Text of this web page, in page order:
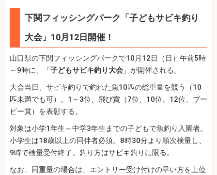
下関フィッシングパーク「子どもサビキ釣り
大会」10月12日開催！
山口県の下関フィッシングパークで10月12日（日）午前5時
～9時に、「子どもサビキ釣り大会 」が開催される。
大会当日、サビキ釣りで釣れた魚10匹の総重量を競う（10
匹未満でも可）。1～3位、飛び賞（7位、10位、12位、ブー
ビー賞）を表彰する。
対象は小学1年生～中学3年生までの子どもで魚釣り入園者。
小学生は18歳以上の同伴者必須。8時30分より順次検量し、
9時で検量受付終了。釣り方はサビキ釣りに限る。
なお、同重量の場合は、エントリー受け付けの早い方を上位